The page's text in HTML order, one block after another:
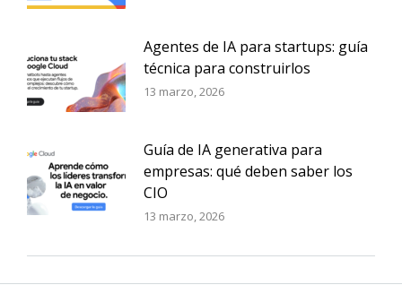
Agentes de IA para startups: guía
técnica para construirlos
13 marzo, 2026
Guía de IA generativa para
empresas: qué deben saber los
CIO
13 marzo, 2026